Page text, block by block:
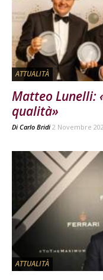
ATTUALITÀ
Matteo Lunelli:
qualità»
Di Carlo Bridi 2 Novembre
ATTUALITÀ